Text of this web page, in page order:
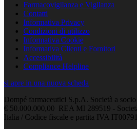
Farmacovigilanza e Vigilanza
Contatti
Informativa Privacy
Condizioni di utilizzo
Informativa Cookie
Informativa Clienti e Fornitori
Accessibilità
Compliance Helpline
si apre in una nuova scheda
Dompé farmaceutici S.p.A. Società a
€ 50.000.000,00 REA MI 289519 -
Italia / Codice fiscale e partita IVA